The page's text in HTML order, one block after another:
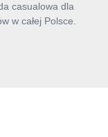
casualowa dla
w całej Polsce.